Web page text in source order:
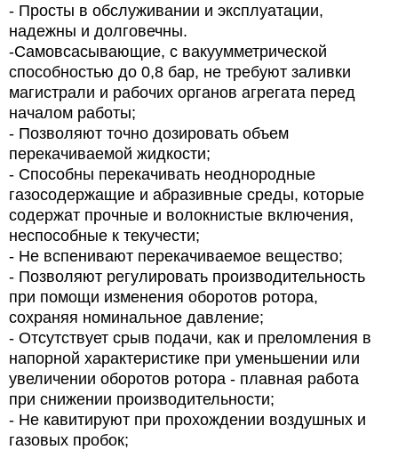
- Просты в обслуживании и эксплуатации,
надежны и долговечны.
-Самовсасывающие, с вакуумметрической
способностью до 0,8 бар, не требуют заливки
магистрали и рабочих органов агрегата перед
началом работы;
- Позволяют точно дозировать объем
перекачиваемой жидкости;
- Способны перекачивать неоднородные
газосодержащие и абразивные среды, которые
содержат прочные и волокнистые включения,
неспособные к текучести;
- Не вспенивают перекачиваемое вещество;
- Позволяют регулировать производительность
при помощи изменения оборотов ротора,
сохраняя номинальное давление;
- Отсутствует срыв подачи, как и преломления в
напорной характеристике при уменьшении или
увеличении оборотов ротора - плавная работа
при снижении производительности;
- Не кавитируют при прохождении воздушных и
газовых пробок;